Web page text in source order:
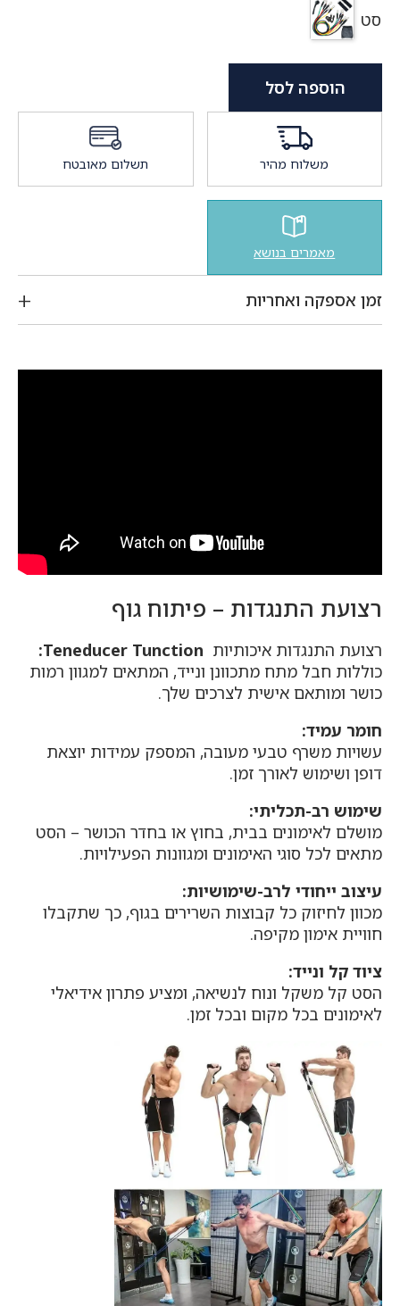
סט
הוספה לסל
משלוח מהיר תשלום מאובטח
מאמרים בנושא
זמן אספקה ואחריות
רצועת התנגדות – פיתוח גוף
רצועת התנגדות איכותיות Teneducer Tunction:
כוללות חבל מתח מתכוונן ונייד, המתאים למגוון רמות
כושר ומותאם אישית לצרכים שלך.
חומר עמיד:
עשויות משרף טבעי מעובה, המספק עמידות יוצאת
דופן ושימוש לאורך זמן.
שימוש רב-תכליתי:
מושלם לאימונים בבית, בחוץ או בחדר הכושר – הסט
מתאים לכל סוגי האימונים ומגוונות הפעילויות.
עיצוב ייחודי לרב-שימושיות:
מכוון לחיזוק כל קבוצות השרירים בגוף, כך שתקבלו
חוויית אימון מקיפה.
ציוד קל ונייד:
הסט קל משקל ונוח לנשיאה, ומציע פתרון אידיאלי
לאימונים בכל מקום ובכל זמן.